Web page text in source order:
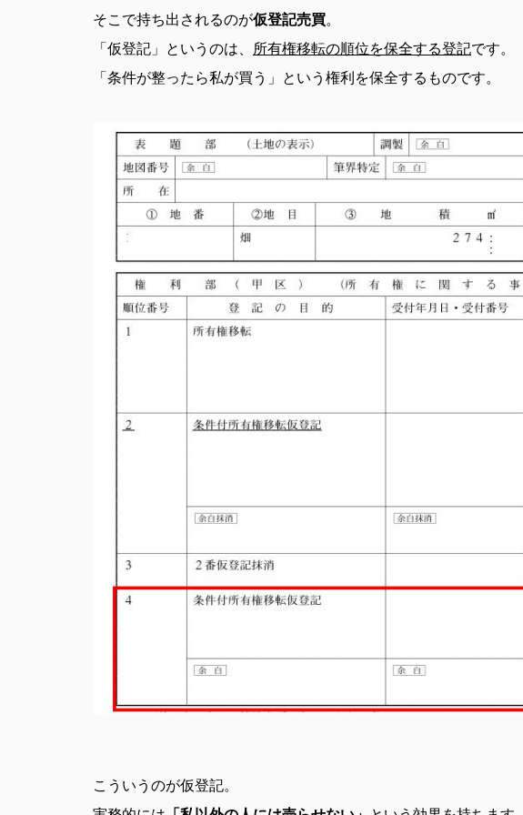
そこで持ち出されるのが仮登記売買。
「仮登記」というのは、
所有権移転の順位を保全する登記です。
「条件が整ったら私が買う」という権利を保全するものです。
こういうのが仮登記。